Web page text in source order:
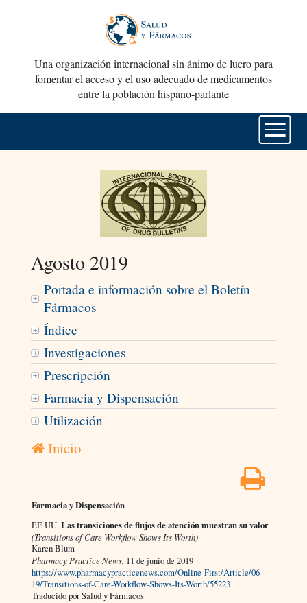
Una organización internacional sin ánimo de lucro para
fomentar el acceso y el uso adecuado de medicamentos
entre la población hispano-parlante
Agosto 2019
Portada e información sobre el Boletín
Fármacos
Índice
Investigaciones
Prescripción
Farmacia y Dispensación
Utilización
Inicio
Farmacia y Dispensación
EE UU.Las transiciones de flujos de atención muestran su valor
(Transitions of Care Workflow Shows Its Worth)
Karen Blum
Pharmacy Practice News, 11 de junio de 2019
https://www.pharmacypracticenews.com/Online-First/Article/06-
19/Transitions-of-Care-Workflow-Shows-Its-Worth/55223
Traducido por Salud y Fármacos